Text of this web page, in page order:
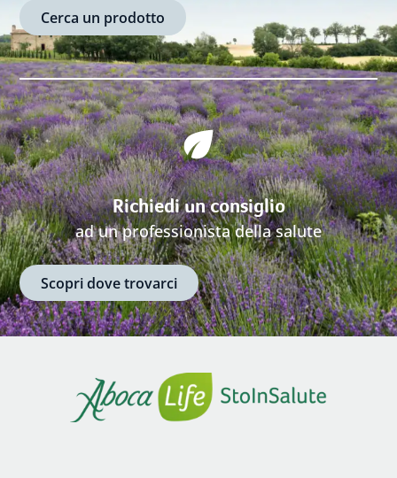
Cerca un prodotto
Richiedi un consiglio
ad un professionista della salute
Scopri dove trovarci